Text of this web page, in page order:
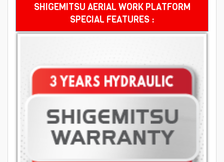
SHIGEMITSU AERIAL WORK PLATFORM
SPECIAL FEATURES :